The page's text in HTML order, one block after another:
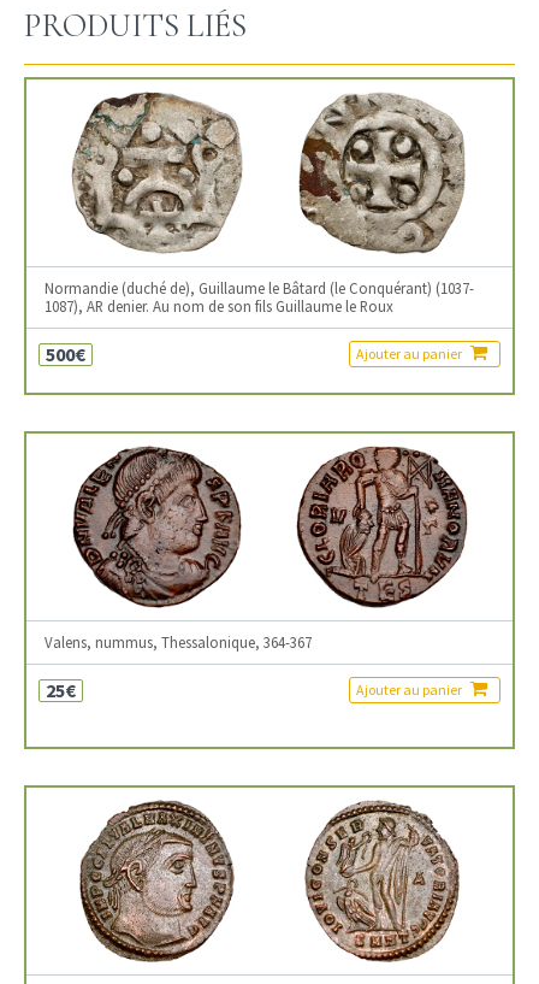
PRODUITS LIÉS
Normandie (duché de), Guillaume le Bâtard (le Conquérant) (1037-
1087), AR denier. Au nom de son fils Guillaume le Roux
500€ Ajouter au panier
Valens, nummus, Thessalonique, 364-367
25€ Ajouter au panier